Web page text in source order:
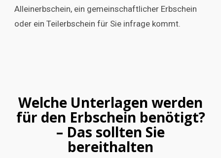
Alleinerbschein, ein gemeinschaftlicher Erbschein
oder ein Teilerbschein für Sie infrage kommt.
Welche Unterlagen werden
für den Erbschein benötigt?
– Das sollten Sie
bereithalten